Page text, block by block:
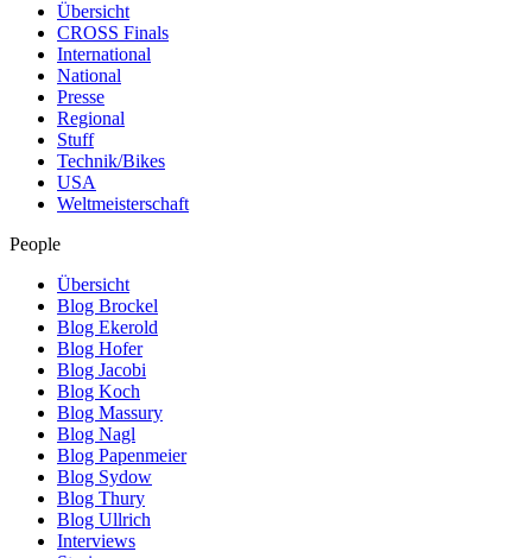
Übersicht
CROSS Finals
International
National
Presse
Regional
Stuff
Technik/Bikes
USA
Weltmeisterschaft
People
Übersicht
Blog Brockel
Blog Ekerold
Blog Hofer
Blog Jacobi
Blog Koch
Blog Massury
Blog Nagl
Blog Papenmeier
Blog Sydow
Blog Thury
Blog Ullrich
Interviews